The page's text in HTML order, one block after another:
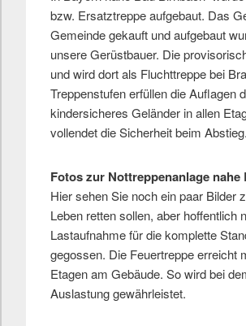
bzw. Ersatztreppe aufgebaut. Das
Gemeinde gekauft und aufgebaut
unsere Gerüstbauer. Die
und wird dort als Fluchttreppe bei
Treppenstufen erfüllen die Auflagen
kindersicheres Geländer in allen
vollendet die Sicherheit beim Abstieg.
Fotos zur Nottreppenanlage nahe
Hier sehen Sie noch ein paar Bilder
Leben retten sollen, aber
Lastaufnahme für die komplette
gegossen. Die Feuertreppe erreicht
Etagen am Gebäude. So wird bei
Auslastung gewährleistet.